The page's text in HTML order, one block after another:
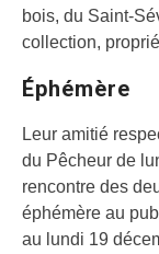
bois, du Saint-
collection,
Éphémère
Leur amitié
du Pêcheur de
rencontre des
éphémère au
au lundi 19